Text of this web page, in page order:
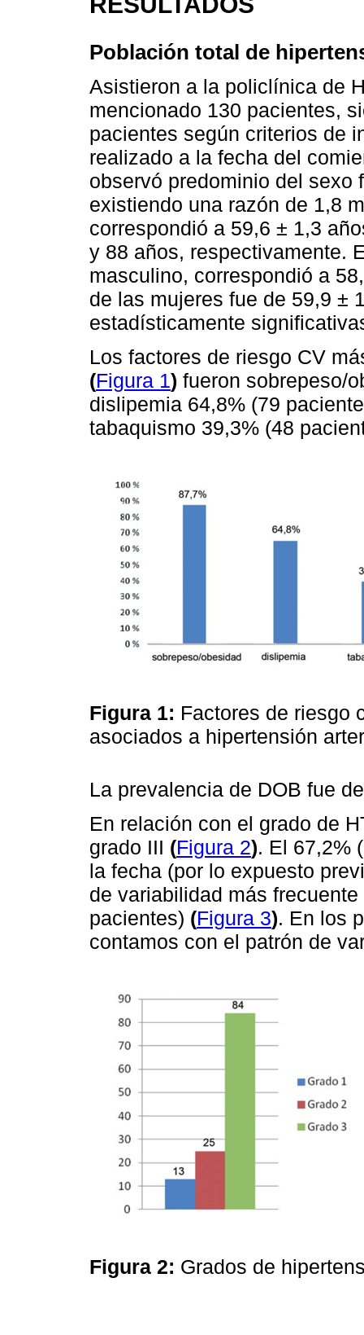
Población total de
Asistieron a la policlínica de
mencionado 130 pacientes,
pacientes según criterios de
realizado a la fecha del
observó predominio del sexo
existiendo una razón de 1,8
correspondió a 59,6 ± 1,3
y 88 años, respectivamente.
masculino, correspondió a
de las mujeres fue de 59,9 ±
estadísticamente
Los factores de riesgo CV
(Figura 1) fueron sobrepeso/
dislipemia 64,8% (79
tabaquismo 39,3% (48
Figura 1: Factores de riesgo
asociados a hipertensión
La prevalencia de DOB fue
En relación con el grado de
grado III (Figura 2). El 67,2%
la fecha (por lo expuesto
de variabilidad más
pacientes) (Figura 3). En los
contamos con el patrón de
Figura 2: Grados de